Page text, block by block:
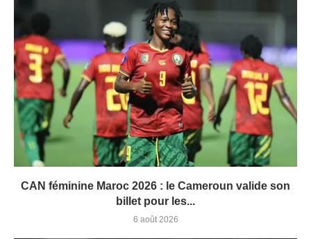
CAN féminine Maroc 2026 : le Cameroun valide son
billet pour les...
6 août 2026